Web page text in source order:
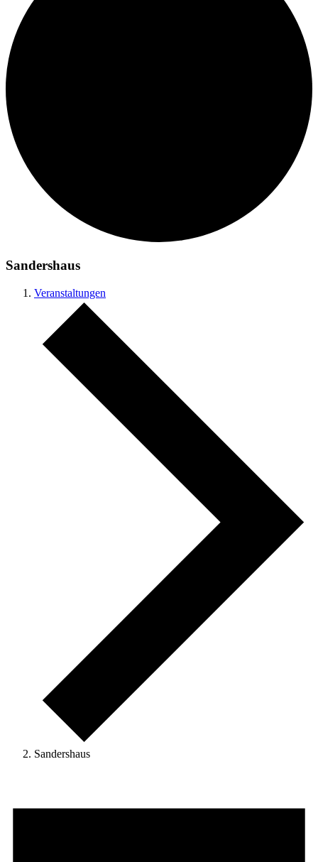
Sandershaus
Veranstaltungen
Sandershaus